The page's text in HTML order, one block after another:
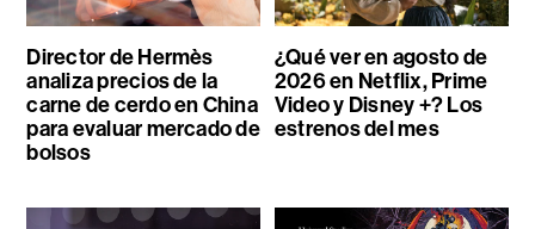
Director de Hermès
analiza precios de la
carne de cerdo en China
para evaluar mercado de
bolsos
¿Qué ver en agosto de
2026 en Netflix, Prime
Video y Disney +? Los
estrenos del mes